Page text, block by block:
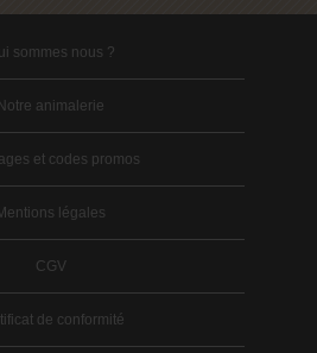
sommes nous ?
animalerie
et codes promos
légales
CGV
de conformité